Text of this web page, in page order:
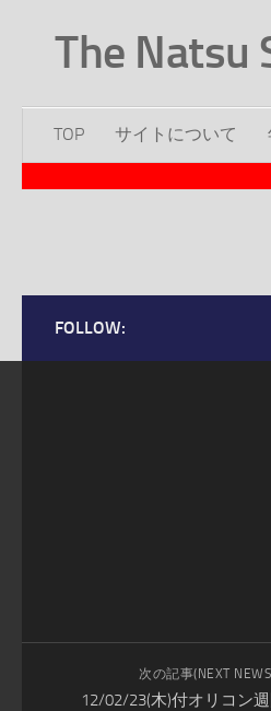
The Natsu
TOP サイトについて
FOLLOW:
次の記事(NEXT
12/02/23(木)付オリコン